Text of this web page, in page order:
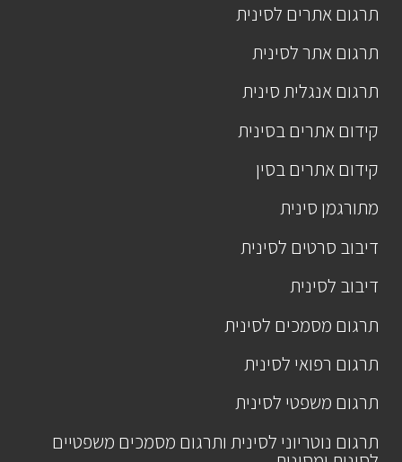
תרגום אתרים לסינית
תרגום אתר לסינית
תרגום אנגלית סינית
קידום אתרים בסינית
קידום אתרים בסין
מתורגמן סינית
דיבוב סרטים לסינית
דיבוב לסינית
תרגום מסמכים לסינית
תרגום רפואי לסינית
תרגום משפטי לסינית
תרגום נוטריוני לסינית ותרגום מסמכים משפטיים